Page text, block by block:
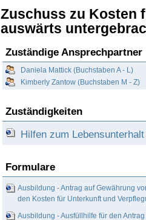
Zuschuss zu Kosten
auswärts
Zuständige Ansprechpartner
Daniela Mattick (Buchstaben A - L)
Kimberly Zantow (Buchstaben M - Z)
Zuständigkeiten
Hilfen zum Lebensunterhalt
Formulare
Ausbildung - Antrag auf Gewährung
den Kosten für Unterkunft und
Ausbildung - Ausfüllhilfe für den